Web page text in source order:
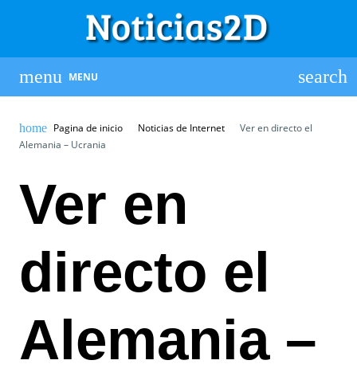
MENU
Pagina de inicio Noticias de Internet
Ver en directo el
Alemania – Ucrania
Ver en
directo el
Alemania –